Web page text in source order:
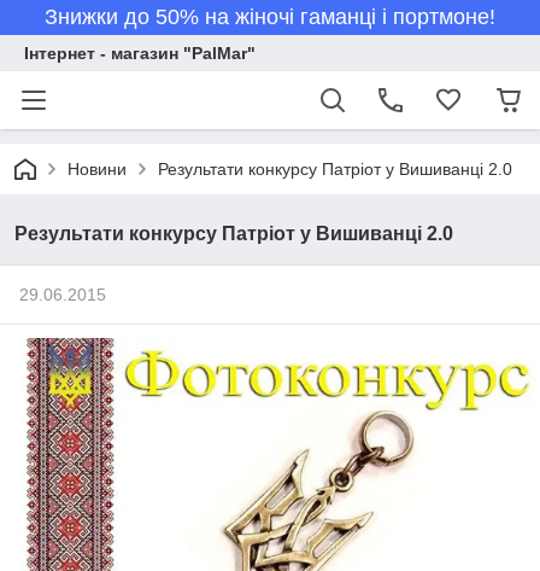
Знижки до 50% на жіночі гаманці і портмоне!
Інтернет - магазин "PalMar"
Новини Результати конкурсу Патріот у Вишиванці 2.0
Результати конкурсу Патріот у Вишиванці 2.0
29.06.2015